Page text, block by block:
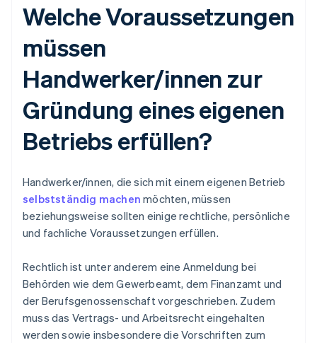
Welche Voraussetzungen
müssen
Handwerker/innen zur
Gründung eines eigenen
Betriebs erfüllen?
Handwerker/innen, die sich mit einem eigenen Betrieb
selbstständig machen möchten, müssen
beziehungsweise sollten einige rechtliche, persönliche
und fachliche Voraussetzungen erfüllen.
Rechtlich ist unter anderem eine Anmeldung bei
Behörden wie dem Gewerbeamt, dem Finanzamt und
der Berufsgenossenschaft vorgeschrieben. Zudem
muss das Vertrags- und Arbeitsrecht eingehalten
werden sowie insbesondere die Vorschriften zum